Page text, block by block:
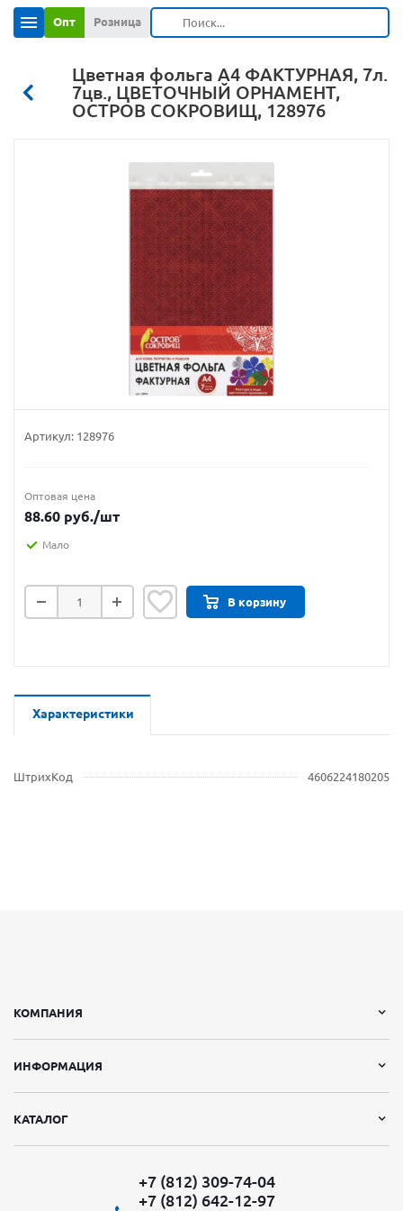
Опт Розница
Цветная фольга А4 ФАКТУРНАЯ, 7л.
7цв., ЦВЕТОЧНЫЙ ОРНАМЕНТ,
ОСТРОВ СОКРОВИЩ, 128976
Артикул: 128976
Оптовая цена
88.60 руб./шт
Мало
В корзину
Характеристики
ШтрихКод 4606224180205
КОМПАНИЯ
ИНФОРМАЦИЯ
КАТАЛОГ
+7 (812) 309-74-04
+7 (812) 642-12-97